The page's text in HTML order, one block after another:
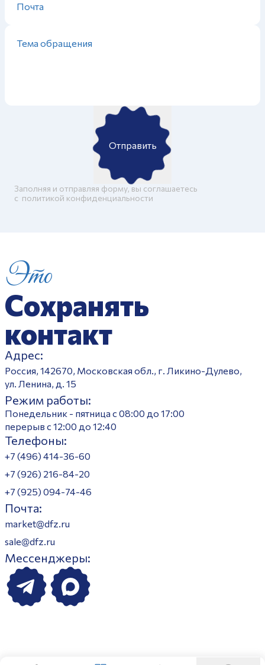
Отправить
Заполняя и отправляя форму, вы соглашаетесь
c политикой конфиденциальности
Это
Сохранять
контакт
Адрес:
Россия, 142670, Московская обл., г. Ликино-Дулево,
ул. Ленина, д. 15
Режим работы:
Понедельник - пятница с 08:00 до 17:00
перерыв с 12:00 до 12:40
Телефоны:
+7 (496) 414-36-60
+7 (926) 216-84-20
+7 (925) 094-74-46
Почта:
market@dfz.ru
sale@dfz.ru
Мессенджеры: